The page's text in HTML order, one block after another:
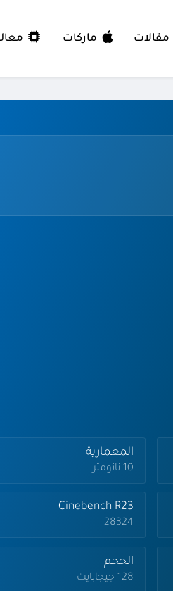
مقالات ماركات
المعمارية
10 نانومتر
Cinebench R23
28324
الحجم
128 جيجابايت